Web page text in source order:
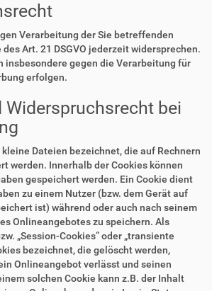
Verarbeitung der Sie betreffenden
Art. 21 DSGVO jederzeit widersprechen.
insbesondere gegen die Verarbeitung für
erfolgen.
Widerspruchsrecht bei
kleine Dateien bezeichnet, die auf Rechnern
werden. Innerhalb der Cookies können
gespeichert werden. Ein Cookie dient
zu einem Nutzer (bzw. dem Gerät auf
ist) während oder auch nach seinem
Onlineangebotes zu speichern. Als
„Session-Cookies“ oder „transiente
bezeichnet, die gelöscht werden,
Onlineangebot verlässt und seinen
solchen Cookie kann z.B. der Inhalt